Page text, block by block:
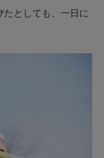
としても、一日に